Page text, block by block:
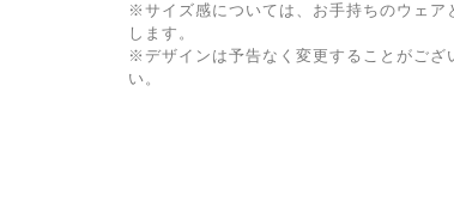
※サイズ感については、お手持ちのウェア
します。
※デザインは予告なく変更することがござ
い。